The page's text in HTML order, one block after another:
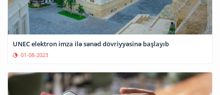
UNEC elektron imza ilə sənəd dövriyyəsinə başlayıb
01-08-2023